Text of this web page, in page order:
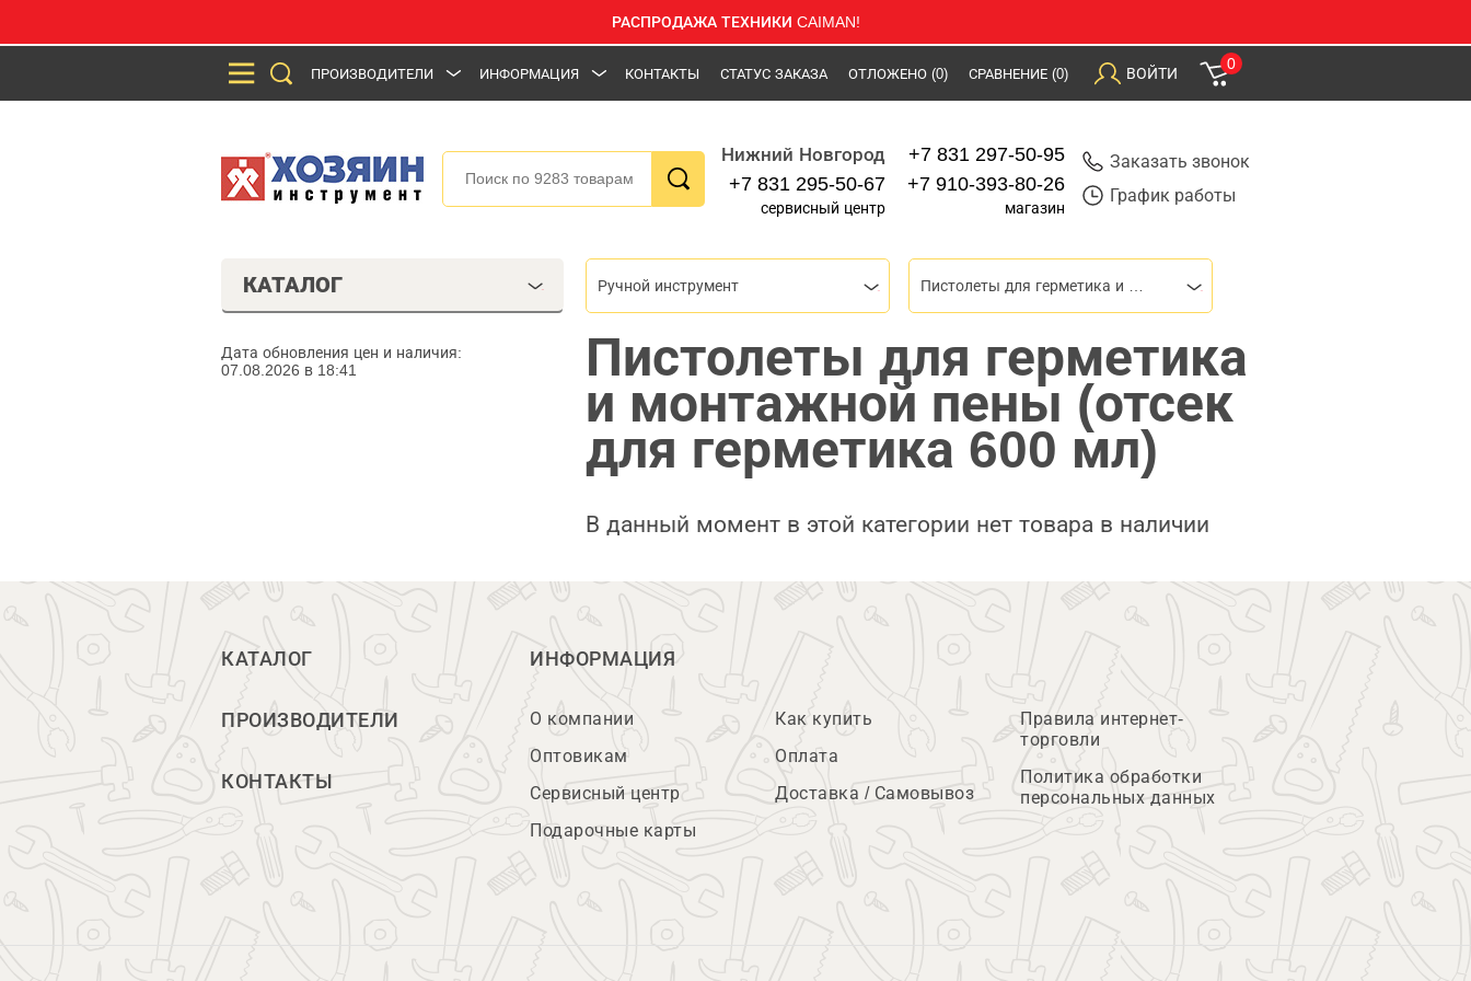
РАСПРОДАЖА ТЕХНИКИ CAIMAN!
ПРОИЗВОДИТЕЛИ ИНФОРМАЦИЯ КОНТАКТЫ СТАТУС ЗАКАЗА ОТЛОЖЕНО (0) СРАВНЕНИЕ (0) ВОЙТИ
0
Нижний Новгород
+7 831 295-50-67
сервисный центр
+7 831 297-50-95
+7 910-393-80-26
магазин
Заказать звонок
График работы
КАТАЛОГ
Дата обновления цен и наличия:
07.08.2026 в 18:41
Ручной инструмент
Пистолеты для герметика
и монтажной пены (отсек
для герметика 600 мл)
В данный момент в этой категории нет товара в наличии
КАТАЛОГ
ПРОИЗВОДИТЕЛИ
КОНТАКТЫ
ИНФОРМАЦИЯ
О компании
Оптовикам
Сервисный центр
Подарочные карты
Как купить
Оплата
Доставка / Самовывоз
Правила интернет-
торговли
Политика обработки
персональных данных